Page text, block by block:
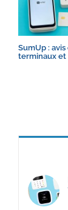
SumUp :
terminaux et